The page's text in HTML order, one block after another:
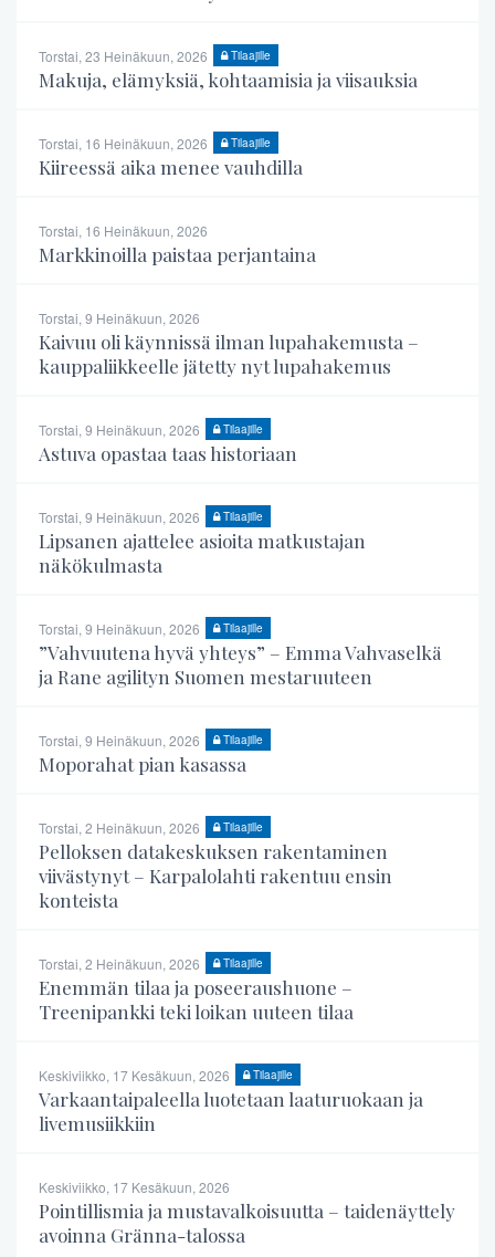
Torstai, 23 Heinäkuun, 2026 Tilaajille
Makuja, elämyksiä, kohtaamisia ja viisauksia
Torstai, 16 Heinäkuun, 2026 Tilaajille
Kiireessä aika menee vauhdilla
Torstai, 16 Heinäkuun, 2026
Markkinoilla paistaa perjantaina
Torstai, 9 Heinäkuun, 2026
Kaivuu oli käynnissä ilman lupahakemusta –
kauppaliikkeelle jätetty nyt lupahakemus
Torstai, 9 Heinäkuun, 2026 Tilaajille
Astuva opastaa taas historiaan
Torstai, 9 Heinäkuun, 2026 Tilaajille
Lipsanen ajattelee asioita matkustajan
näkökulmasta
Torstai, 9 Heinäkuun, 2026 Tilaajille
”Vahvuutena hyvä yhteys” – Emma Vahvaselkä
ja Rane agilityn Suomen mestaruuteen
Torstai, 9 Heinäkuun, 2026 Tilaajille
Moporahat pian kasassa
Torstai, 2 Heinäkuun, 2026 Tilaajille
Pelloksen datakeskuksen rakentaminen
viivästynyt – Karpalolahti rakentuu ensin
konteista
Torstai, 2 Heinäkuun, 2026 Tilaajille
Enemmän tilaa ja poseeraushuone –
Treenipankki teki loikan uuteen tilaa
Keskiviikko, 17 Kesäkuun, 2026 Tilaajille
Varkaantaipaleella luotetaan laaturuokaan ja
livemusiikkiin
Keskiviikko, 17 Kesäkuun, 2026
Pointillismia ja mustavalkoisuutta – taidenäyttely
avoinna Gränna-talossa